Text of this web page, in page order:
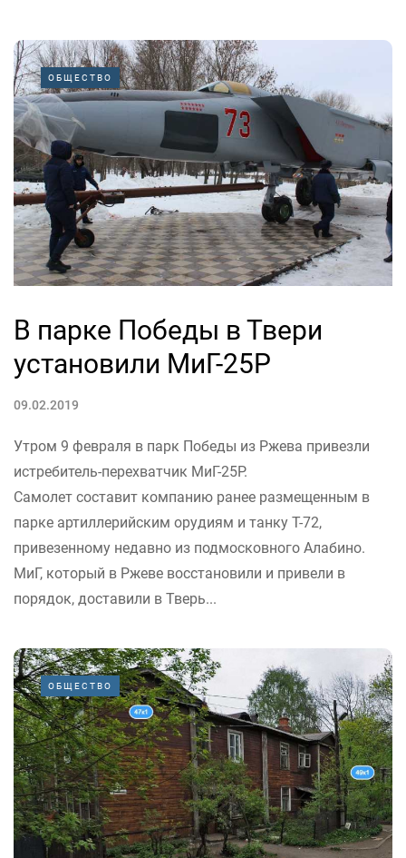
ОБЩЕСТВО
В парке Победы в Твери
установили МиГ-25Р
09.02.2019
Утром 9 февраля в парк Победы из Ржева привезли
истребитель-перехватчик МиГ-25Р.
Самолет составит компанию ранее размещенным в
парке артиллерийским орудиям и танку Т-72,
привезенному недавно из подмосковного Алабино.
МиГ, который в Ржеве восстановили и привели в
порядок, доставили в Тверь...
ОБЩЕСТВО